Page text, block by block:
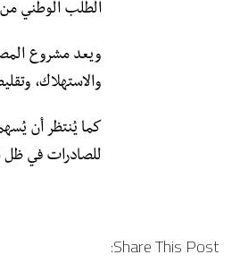
الطلب الوطني من
ويعد مشروع
والاستهلاك،
كما يُنتظر أن
للصادرات في ظل
Share This Post: